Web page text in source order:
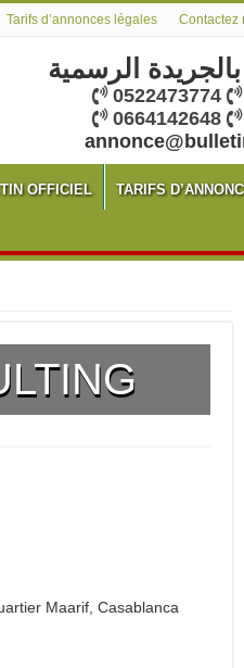
Tarifs d’annonces légales Contactez
الرسمية
0522473774
0664142648
OFFICIEL TARIFS
Maarif, Casablanca